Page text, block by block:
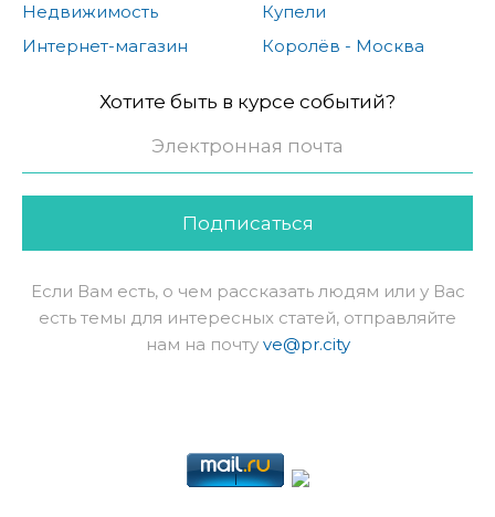
Недвижимость
Интернет-магазин
Купели
Королёв - Москва
Хотите быть в курсе событий?
Подписаться
Если Вам есть, о чем рассказать людям или у Вас
есть темы для интересных статей, отправляйте
нам на почту ve@pr.city